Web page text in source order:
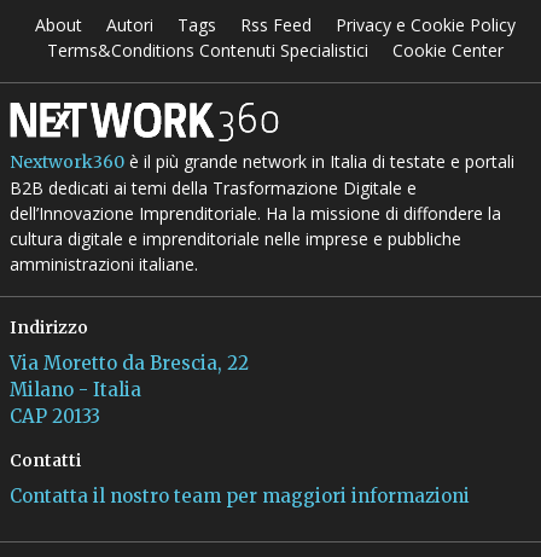
About Autori Tags Rss Feed
Privacy e Cookie Policy
Terms&Conditions Contenuti Specialistici
Cookie Center
Nextwork360è il più grande network in Italia di testate e portali
B2B dedicati ai temi della Trasformazione Digitale e
dell’Innovazione Imprenditoriale. Ha la missione di diffondere la
cultura digitale e imprenditoriale nelle imprese e pubbliche
amministrazioni italiane.
Indirizzo
Via Moretto da Brescia, 22
Milano - Italia
CAP 20133
Contatti
Contatta il nostro team per maggiori informazioni